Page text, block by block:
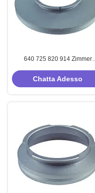
640 725 820 914 Zimmer
macchina da stampa rotativa
Cicogna
Chatta Adesso